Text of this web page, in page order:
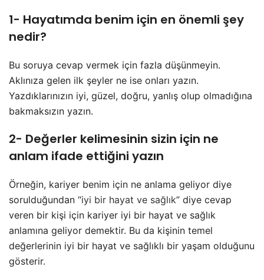
1- Hayatımda benim için en önemli şey
nedir?
Bu soruya cevap vermek için fazla düşünmeyin.
Aklınıza gelen ilk şeyler ne ise onları yazın.
Yazdıklarınızın iyi, güzel, doğru, yanlış olup olmadığına
bakmaksızın yazın.
2- Değerler kelimesinin sizin için ne
anlam ifade ettiğini yazın
Örneğin, kariyer benim için ne anlama geliyor diye
sorulduğundan “iyi bir hayat ve sağlık” diye cevap
veren bir kişi için kariyer iyi bir hayat ve sağlık
anlamına geliyor demektir. Bu da kişinin temel
değerlerinin iyi bir hayat ve sağlıklı bir yaşam olduğunu
gösterir.